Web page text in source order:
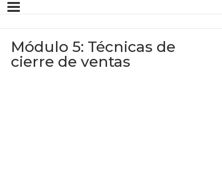
Módulo 5: Técnicas de
cierre de ventas